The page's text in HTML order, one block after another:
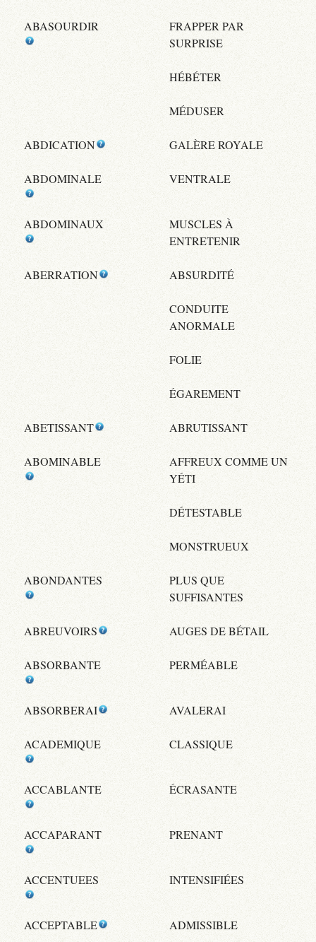
ABASOURDIR
FRAPPER PAR
SURPRISE
HÉBÉTER
MÉDUSER
ABDICATION GALÈRE ROYALE
ABDOMINALE VENTRALE
ABDOMINAUX
MUSCLES À
ENTRETENIR
ABERRATION ABSURDITÉ
CONDUITE
ANORMALE
FOLIE
ÉGAREMENT
ABETISSANT ABRUTISSANT
ABOMINABLE
AFFREUX COMME UN
YÉTI
DÉTESTABLE
MONSTRUEUX
ABONDANTES
PLUS QUE
SUFFISANTES
ABREUVOIRS AUGES DE BÉTAIL
ABSORBANTE PERMÉABLE
ABSORBERAI AVALERAI
ACADEMIQUE CLASSIQUE
ACCABLANTE ÉCRASANTE
ACCAPARANT PRENANT
ACCENTUEES INTENSIFIÉES
ACCEPTABLE ADMISSIBLE